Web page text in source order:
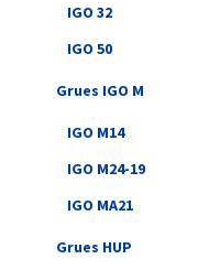
IGO 32
IGO 50
Grues IGO M
IGO M14
IGO M24-19
IGO MA21
Grues HUP